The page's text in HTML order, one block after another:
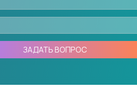
Отправить сообщение
ЗАДАТЬ ВОПРОС